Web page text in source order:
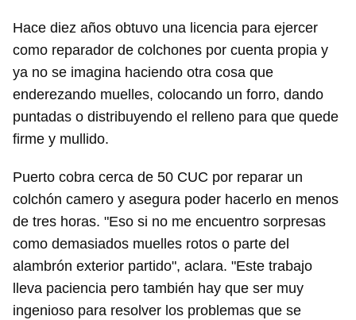
Hace diez años obtuvo una licencia para ejercer
como reparador de colchones por cuenta propia y
ya no se imagina haciendo otra cosa que
enderezando muelles, colocando un forro, dando
puntadas o distribuyendo el relleno para que quede
firme y mullido.
Puerto cobra cerca de 50 CUC por reparar un
colchón camero y asegura poder hacerlo en menos
de tres horas. "Eso si no me encuentro sorpresas
como demasiados muelles rotos o parte del
alambrón exterior partido", aclara. "Este trabajo
lleva paciencia pero también hay que ser muy
ingenioso para resolver los problemas que se